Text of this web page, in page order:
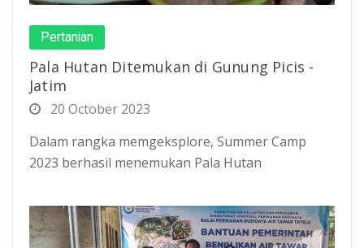
Pertanian
Pala Hutan Ditemukan di Gunung Picis -
Jatim
20 October 2023
Dalam rangka memgeksplore, Summer Camp
2023 berhasil menemukan Pala Hutan